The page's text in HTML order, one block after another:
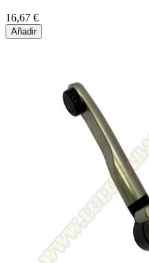
16,67 €
Añadir